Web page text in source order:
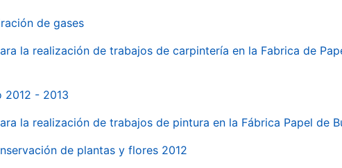
de gases
la realización de trabajos de carpintería en la Fabrica de
2012 - 2013
la realización de trabajos de pintura en la Fábrica Papel de
de plantas y flores 2012